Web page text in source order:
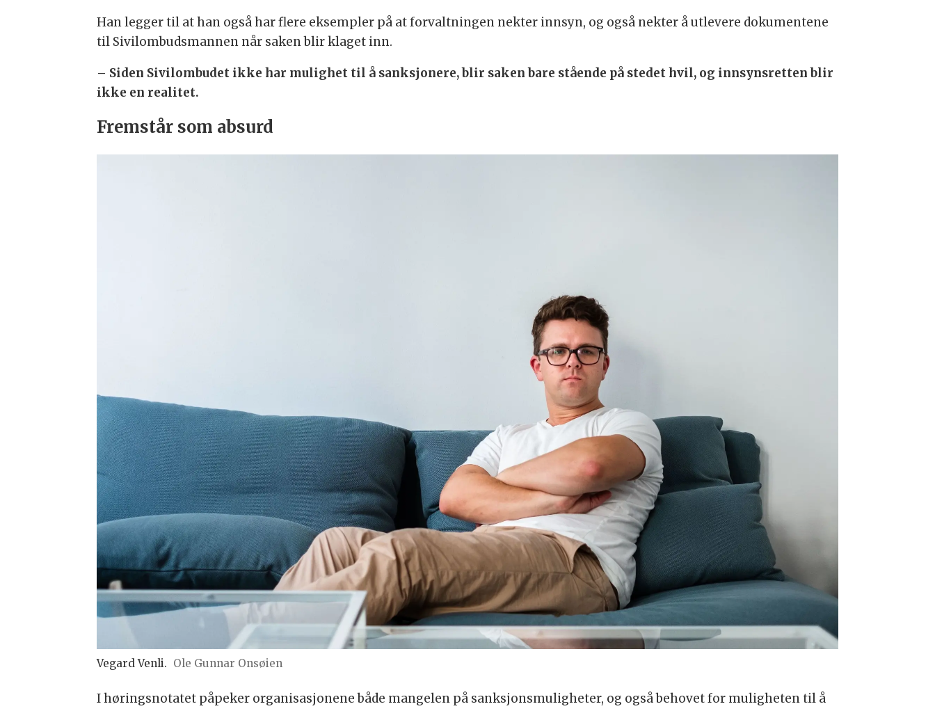
Han legger til at han også har flere eksempler på at forvaltningen nekter innsyn, og også nekter å utlevere dokumentene
til Sivilombudsmannen når saken blir klaget inn.
– Siden Sivilombudet ikke har mulighet til å sanksjonere, blir saken bare stående på stedet hvil, og innsynsretten blir
ikke en realitet.
Fremstår som absurd
Vegard Venli. Ole Gunnar Onsøien
I høringsnotatet påpeker organisasjonene både mangelen på sanksjonsmuligheter, og også behovet for muligheten til å